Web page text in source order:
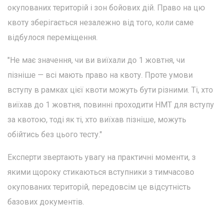
окупованих територій і зон бойових дій. Право на цю
квоту зберігається незалежно від того, коли саме
відбулося переміщення.
"Не має значення, чи ви виїхали до 1 жовтня, чи
пізніше — всі мають право на квоту. Проте умови
вступу в рамках цієї квоти можуть бути різними. Ті, хто
виїхав до 1 жовтня, повинні проходити НМТ для вступу
за квотою, тоді як ті, хто виїхав пізніше, можуть
обійтись без цього тесту."
Експерти звертають увагу на практичні моменти, з
якими щороку стикаються вступники з тимчасово
окупованих територій, передовсім це відсутність
базових документів.